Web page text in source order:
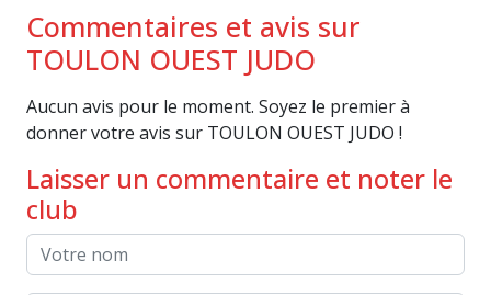
Commentaires et avis sur
TOULON OUEST JUDO
Aucun avis pour le moment. Soyez le premier à
donner votre avis sur TOULON OUEST JUDO !
Laisser un commentaire et noter le
club